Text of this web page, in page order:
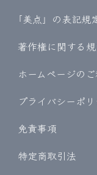
｢美点」の表記規
著作権に関する
ホームページの
プライバシーポ
免責事項
特定商取引法